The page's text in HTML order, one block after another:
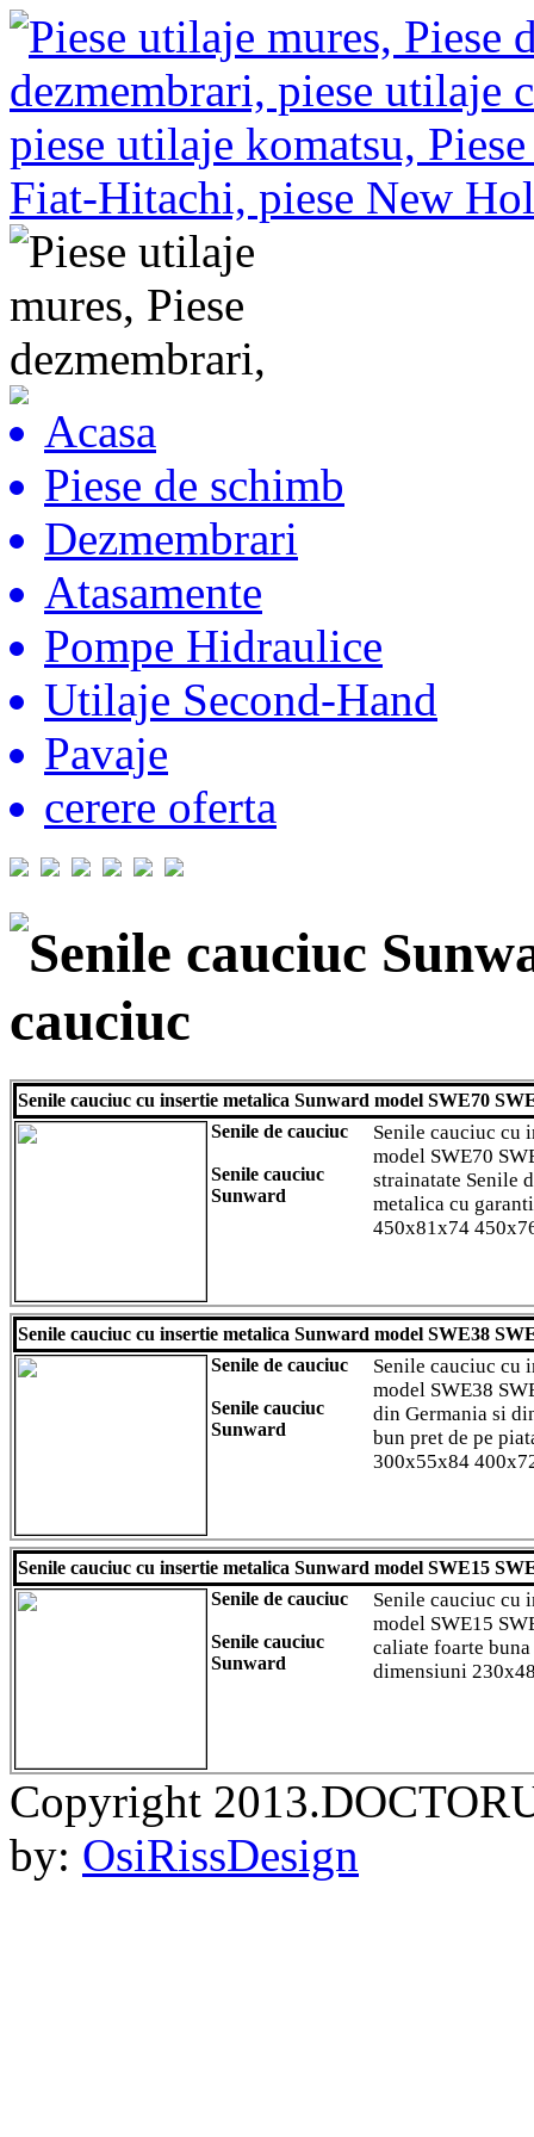
Acasa
Piese de schimb
Dezmembrari
Atasamente
Pompe Hidraulice
Utilaje Second-Hand
Pavaje
cerere oferta
Senile cauciuc
cauciuc
Senile cauciuc cu insertie metalica Sunward model SWE70
Senile de cauciuc
Senile cauciuc
Sunward
Senile cauciuc cu
model SWE70
strainatate Senile
metalica cu
450x81x74
Senile cauciuc cu insertie metalica Sunward model SWE38
Senile de cauciuc
Senile cauciuc
Sunward
Senile cauciuc cu
model SWE38
din Germania si
bun pret de pe
300x55x84
Senile cauciuc cu insertie metalica Sunward model SWE15
Senile de cauciuc
Senile cauciuc
Sunward
Senile cauciuc cu
model SWE15
caliate foarte
dimensiuni
Copyright
by: OsiRissDesign